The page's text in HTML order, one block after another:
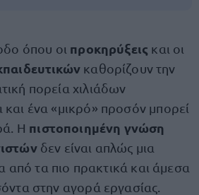
όπου οι προκηρύξεις και οι
καθορίζουν την
πορεία χιλιάδων
ένα «μικρό» προσόν μπορεί
Η πιστοποιημένη γνώση
δεν είναι απλώς μια
από τα πιο πρακτικά και άμεσα
στην αγορά εργασίας.